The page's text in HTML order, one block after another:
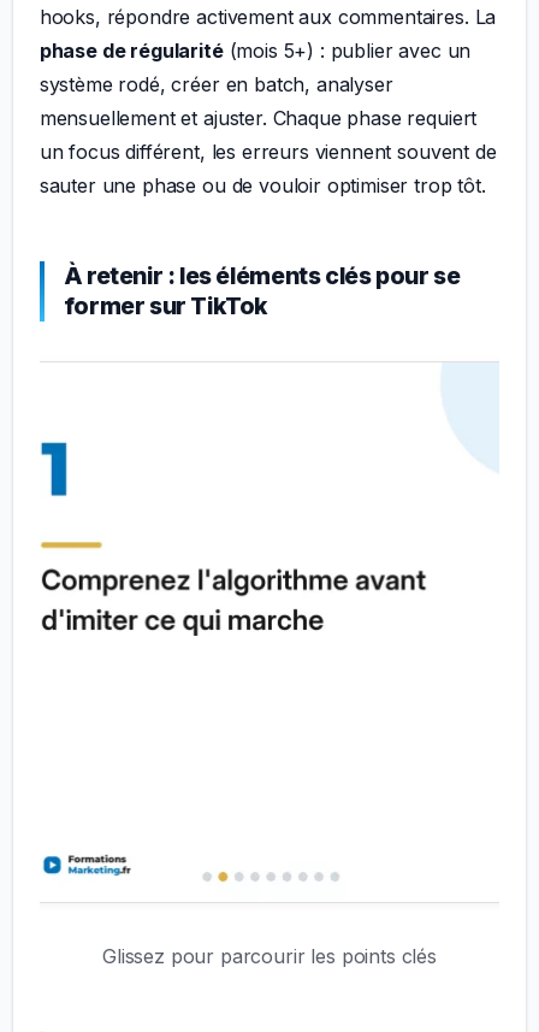
hooks, répondre activement aux commentaires. La
phase de régularité(mois 5+) : publier avec un
système rodé, créer en batch, analyser
mensuellement et ajuster. Chaque phase requiert
un focus différent, les erreurs viennent souvent de
sauter une phase ou de vouloir optimiser trop tôt.
À retenir : les éléments clés pour se
former sur TikTok
Glissez pour parcourir les points clés